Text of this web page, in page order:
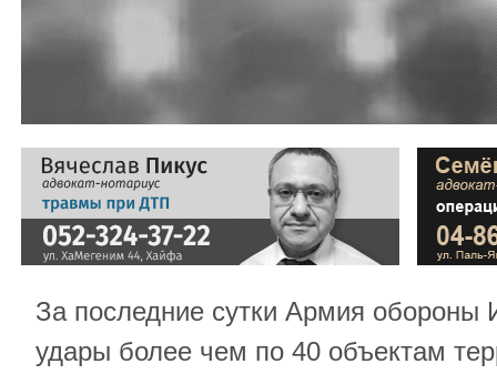
За последние сутки Армия обороны
удары более чем по 40 объектам